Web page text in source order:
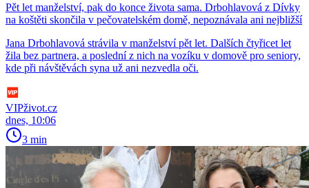
Pět let manželství, pak do konce života sama. Drbohlavová z Dívky
na koštěti skončila v pečovatelském domě, nepoznávala ani nejbližší
Jana Drbohlavová strávila v manželství pět let. Dalších čtyřicet let
žila bez partnera, a poslední z nich na vozíku v domově pro seniory,
kde při návštěvách syna už ani nezvedla oči.
VIPživot.cz
dnes, 10:06
3 min